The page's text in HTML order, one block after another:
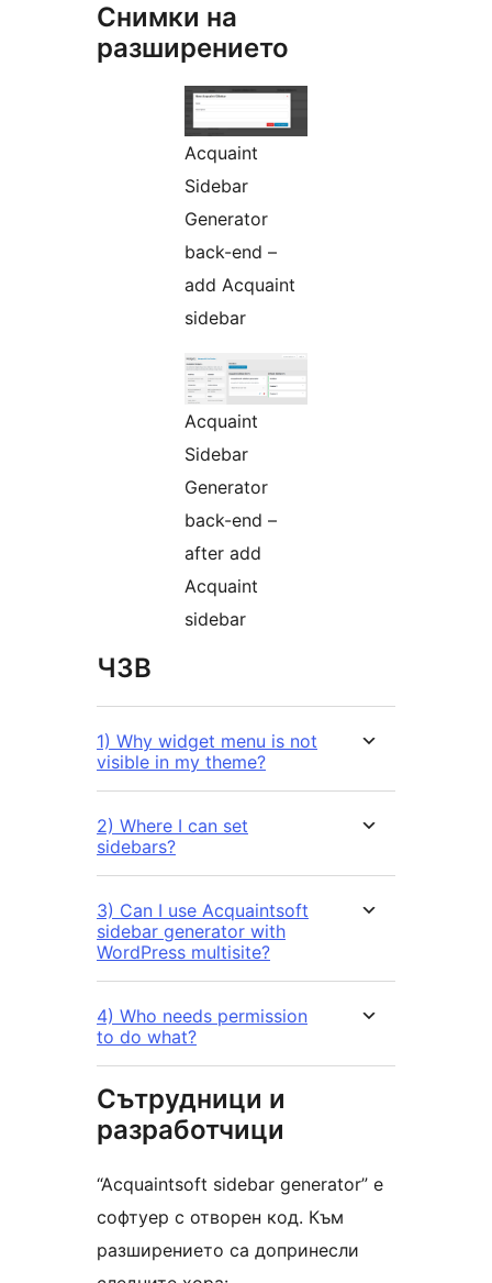
Снимки на
разширението
Acquaint
Sidebar
Generator
back-end –
add Acquaint
sidebar
Acquaint
Sidebar
Generator
back-end –
after add
Acquaint
sidebar
ЧЗВ
1) Why widget menu is not
visible in my theme?
2) Where I can set
sidebars?
3) Can I use Acquaintsoft
sidebar generator with
WordPress multisite?
4) Who needs permission
to do what?
Сътрудници и
разработчици
“Acquaintsoft sidebar generator” е
софтуер с отворен код. Към
разширението са допринесли